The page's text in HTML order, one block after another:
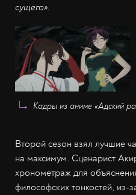
сущего».
Кадры из аниме «Адский
Второй сезон взял лучшие
на максимум. Сценарист
хронометраж для
философских тонкостей, из-